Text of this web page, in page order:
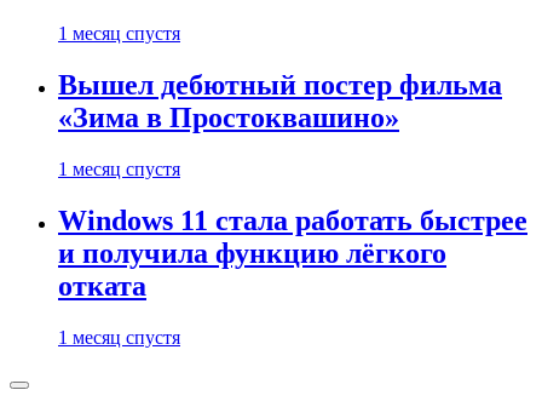
1 месяц спустя
Вышел дебютный постер фильма
«Зима в Простоквашино»
1 месяц спустя
Windows 11 стала работать быстрее
и получила функцию лёгкого
отката
1 месяц спустя